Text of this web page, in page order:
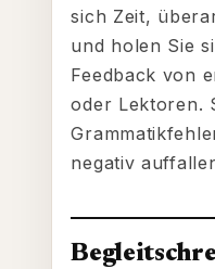
sich Zeit,
und holen Sie
Feedback von
oder Lektoren.
negativ